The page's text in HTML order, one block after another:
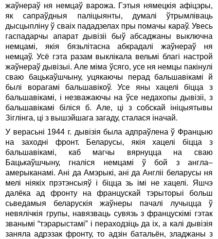
жаўнераў ня немцаў варожа. Гэтыя нямецкiя афiцэры,
як сапраўдныя палiцыянты, думалi ўтрымлiваць
дысцыплiну ў сваiх пададзелах пры помачы караў. Увесь
гаспадарчы апарат дывiзii быў абсаджаны выключна
немцамi, якiя бязьлiтасна абкрадалi жаўнераў ня
немцаў. Усё гэта разам выклiкала вельмi благi настрой
жаўнераў дывiзыi. Але мiма ўсяго, усе ня немцы пакiнулi
сваю бацькаўшчыну, уцякаючы перад бальшавiкамi й
былi ворагамi бальшавiкоў. Усе яны хацелi бiцца з
бальшавiкамi, i незважаючы на ўсе недахопы дывiзii, з
бальшавiкамi бiлiся б. Але, цi з собскай iнiцыятывы
Зiглiнга, цi з вышэйшага загаду, сталася iначай.
У верасьнi 1944 г. дывiзiя была адпраўлена ў Францыю
на заходнi фронт. Беларусы, якiя хацелi бiцца з
бальшавiкамi, каб магчы вярнуцца на сваю
Бацькаўшчыну, гналiся немцамi ў бой з англа–
амерыканамi. Анi да Амэрыкi, анi да Англii беларусы ня
мелi нiякiх прэтэнсыяў i бiцца зь iмi не хацелi. Яшчэ
далёка ад фронту на францускай тэрыторыi больш
сьведамыя беларускiя жаўнеры пачалi лучыцца ў
невялiчкiя групы, навязваць сувязь з францускiмi гэтак
званымi “тэрарыстамi” i пераходзiць да iх, а калi дывiзiя
заняла адрэзак фронту, то адзiн батальён, зладжаны з